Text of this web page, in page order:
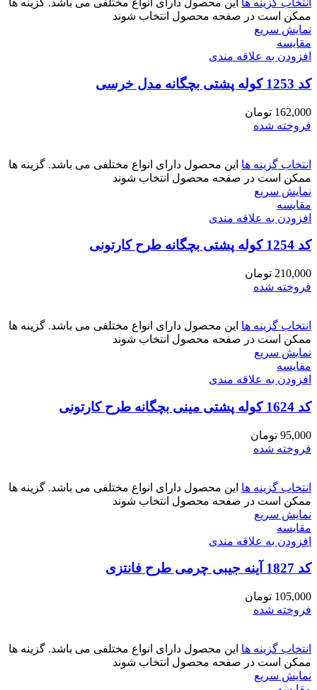
انتخاب گزینه ها این محصول دارای انواع مختلفی می باشد. گزینه ها
ممکن است در صفحه محصول انتخاب شوند
نمایش سریع
مقايسه
افزودن به علاقه مندی
کد 1253 کوله پشتی بچگانه مدل خرسی
162,000 تومان
فروخته شده
انتخاب گزینه ها این محصول دارای انواع مختلفی می باشد. گزینه ها
ممکن است در صفحه محصول انتخاب شوند
نمایش سریع
مقايسه
افزودن به علاقه مندی
کد 1254 کوله پشتی بچگانه طرح کارتونی
210,000 تومان
فروخته شده
انتخاب گزینه ها این محصول دارای انواع مختلفی می باشد. گزینه ها
ممکن است در صفحه محصول انتخاب شوند
نمایش سریع
مقايسه
افزودن به علاقه مندی
کد 1624 کوله پشتی مینی بچگانه طرح کارتونی
95,000 تومان
فروخته شده
انتخاب گزینه ها این محصول دارای انواع مختلفی می باشد. گزینه ها
ممکن است در صفحه محصول انتخاب شوند
نمایش سریع
مقايسه
افزودن به علاقه مندی
کد 1827 آینه جیبی چرمی طرح فانتزی
105,000 تومان
فروخته شده
انتخاب گزینه ها این محصول دارای انواع مختلفی می باشد. گزینه ها
ممکن است در صفحه محصول انتخاب شوند
نمایش سریع